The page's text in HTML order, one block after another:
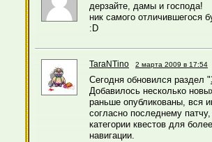
дерзайте, дамы и господа!
ник самого отличившегося
:D
TaraNTino 2 марта 2009 в 17:54
Сегодня обновился раздел "
Добавилось несколько
раньше опубликованы, вся
согласно последнему
категории квестов для
навигации.